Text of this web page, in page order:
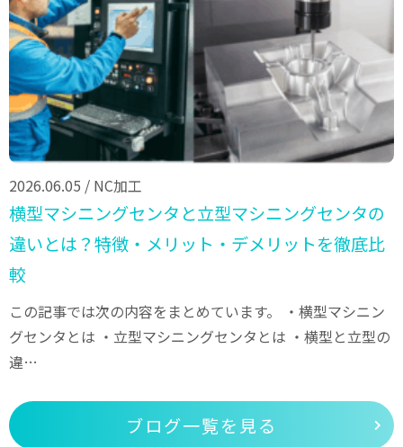
2026.06.05 / NC加工
横型マシニングセンタと立型マシニングセンタの
違いとは？特徴・メリット・デメリットを徹底比
較
この記事では次の内容をまとめています。 ・横型マシニン
グセンタとは ・立型マシニングセンタとは ・横型と立型の
違…
ブログ一覧を見る